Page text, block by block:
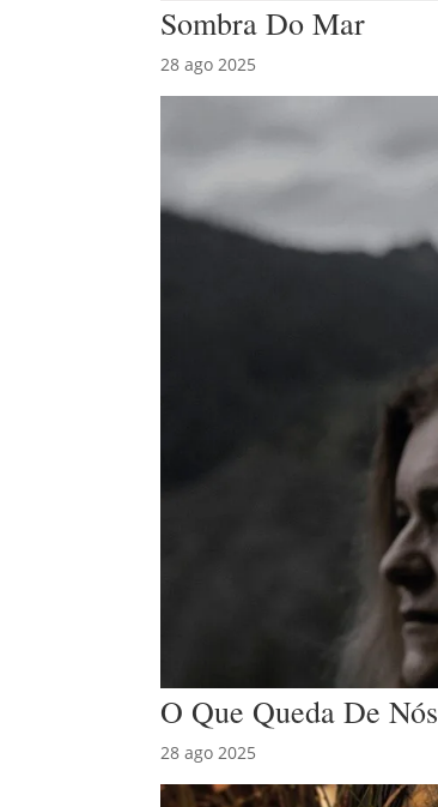
Sombra Do Mar
28 ago 2025
O Que Queda De Nós
28 ago 2025